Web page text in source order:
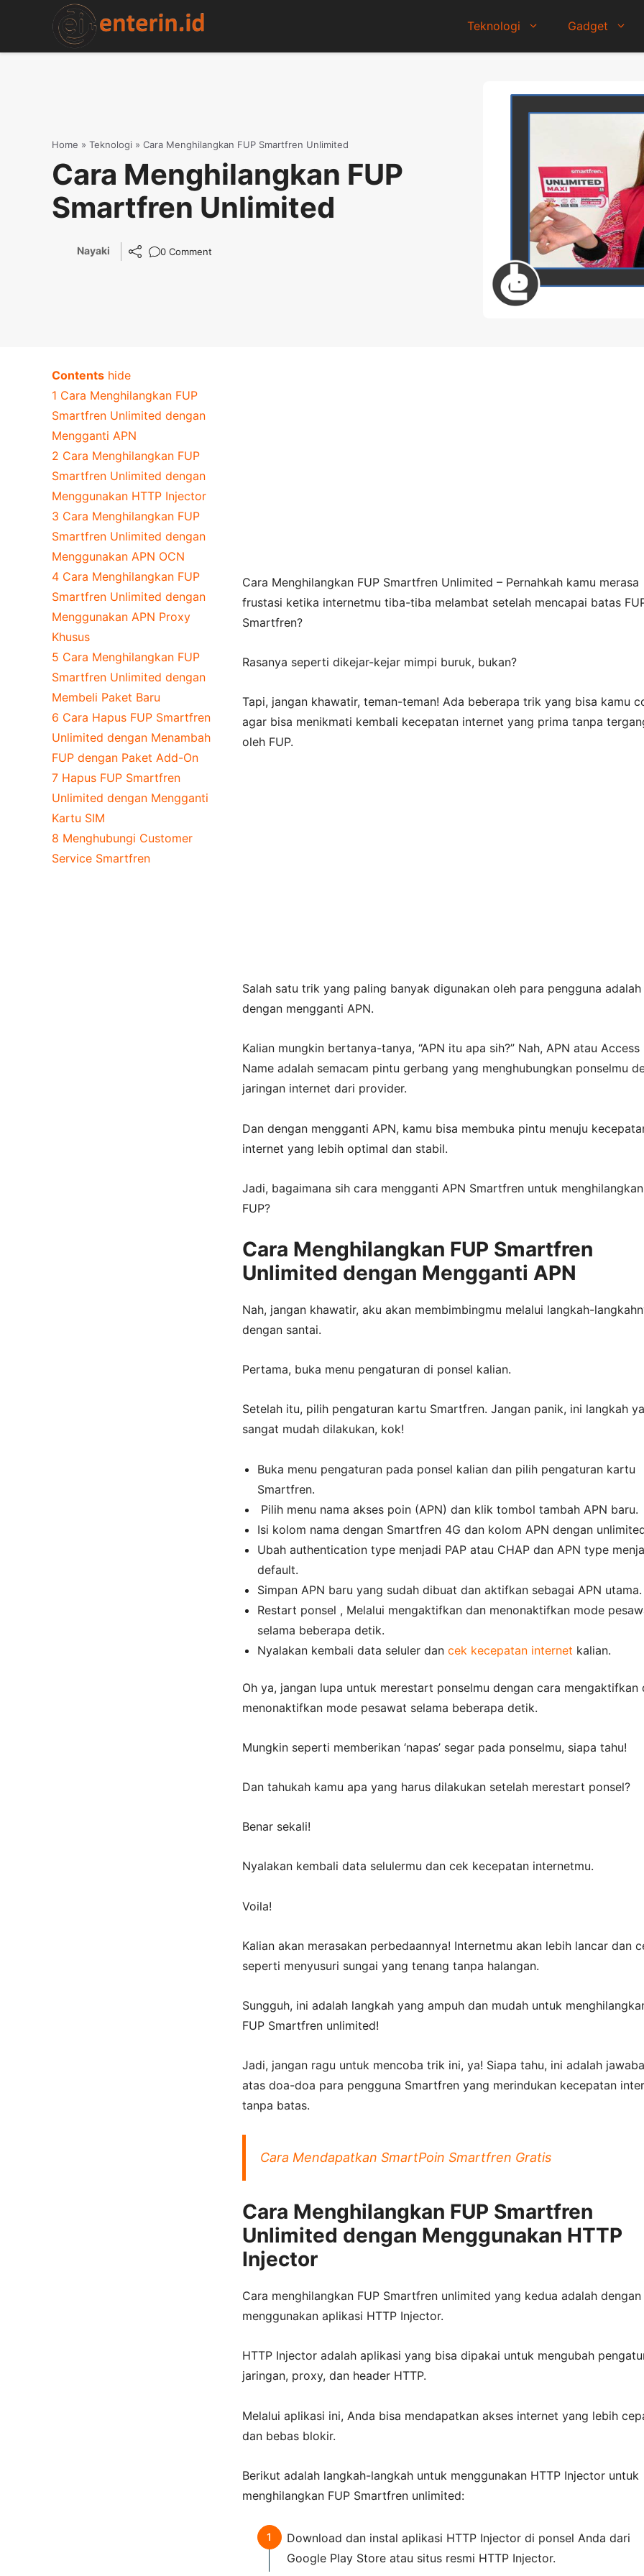
content
Teknologi Gadget
Home » Teknologi » Cara Menghilangkan FUP Smartfren Unlimited
Cara Menghilangkan FUP
Smartfren Unlimited
Nayaki 0 Comment
Cara Menghilangkan FUP Smartfren Unlimited – Pernahkah kamu merasa
frustasi ketika internetmu tiba-tiba melambat setelah mencapai batas
Smartfren?
Rasanya seperti dikejar-kejar mimpi buruk, bukan?
Tapi, jangan khawatir, teman-teman! Ada beberapa trik yang bisa kamu
agar bisa menikmati kembali kecepatan internet yang prima tanpa
oleh FUP.
Salah satu trik yang paling banyak digunakan oleh para pengguna adalah
dengan mengganti APN.
Kalian mungkin bertanya-tanya, “APN itu apa sih?” Nah, APN atau Access
Name adalah semacam pintu gerbang yang menghubungkan ponselmu
jaringan internet dari provider.
Dan dengan mengganti APN, kamu bisa membuka pintu menuju
internet yang lebih optimal dan stabil.
Jadi, bagaimana sih cara mengganti APN Smartfren untuk menghilangkan
FUP?
Cara Menghilangkan FUP Smartfren
Unlimited dengan Mengganti APN
Nah, jangan khawatir, aku akan membimbingmu melalui langkah-
dengan santai.
Pertama, buka menu pengaturan di ponsel kalian.
Setelah itu, pilih pengaturan kartu Smartfren. Jangan panik, ini langkah
sangat mudah dilakukan, kok!
Buka menu pengaturan pada ponsel kalian dan pilih pengaturan kartu
Smartfren.
Pilih menu nama akses poin (APN) dan klik tombol tambah APN baru.
Isi kolom nama dengan Smartfren 4G dan kolom APN dengan
Ubah authentication type menjadi PAP atau CHAP dan APN type
default.
Simpan APN baru yang sudah dibuat dan aktifkan sebagai APN utama.
Restart ponsel , Melalui mengaktifkan dan menonaktifkan mode
selama beberapa detik.
Nyalakan kembali data seluler dan cek kecepatan internet kalian.
Oh ya, jangan lupa untuk merestart ponselmu dengan cara mengaktifkan
menonaktifkan mode pesawat selama beberapa detik.
Mungkin seperti memberikan ‘napas’ segar pada ponselmu, siapa tahu!
Dan tahukah kamu apa yang harus dilakukan setelah merestart ponsel?
Benar sekali!
Nyalakan kembali data selulermu dan cek kecepatan internetmu.
Voila!
Kalian akan merasakan perbedaannya! Internetmu akan lebih lancar dan
seperti menyusuri sungai yang tenang tanpa halangan.
Sungguh, ini adalah langkah yang ampuh dan mudah untuk
FUP Smartfren unlimited!
Jadi, jangan ragu untuk mencoba trik ini, ya! Siapa tahu, ini adalah
atas doa-doa para pengguna Smartfren yang merindukan kecepatan
tanpa batas.
Cara Mendapatkan SmartPoin Smartfren Gratis
Cara Menghilangkan FUP Smartfren
Unlimited dengan Menggunakan HTTP
Injector
Cara menghilangkan FUP Smartfren unlimited yang kedua adalah dengan
menggunakan aplikasi HTTP Injector.
HTTP Injector adalah aplikasi yang bisa dipakai untuk mengubah
jaringan, proxy, dan header HTTP.
Melalui aplikasi ini, Anda bisa mendapatkan akses internet yang lebih
dan bebas blokir.
Berikut adalah langkah-langkah untuk menggunakan HTTP Injector untuk
menghilangkan FUP Smartfren unlimited:
Download dan instal aplikasi HTTP Injector di ponsel Anda dari
Google Play Store atau situs resmi HTTP Injector.
Contents hide
1 Cara Menghilangkan FUP
Smartfren Unlimited dengan
Mengganti APN
2 Cara Menghilangkan FUP
Smartfren Unlimited dengan
Menggunakan HTTP Injector
3 Cara Menghilangkan FUP
Smartfren Unlimited dengan
Menggunakan APN OCN
4 Cara Menghilangkan FUP
Smartfren Unlimited dengan
Menggunakan APN Proxy
Khusus
5 Cara Menghilangkan FUP
Smartfren Unlimited dengan
Membeli Paket Baru
6 Cara Hapus FUP Smartfren
Unlimited dengan Menambah
FUP dengan Paket Add-On
7 Hapus FUP Smartfren
Unlimited dengan Mengganti
Kartu SIM
8 Menghubungi Customer
Service Smartfren